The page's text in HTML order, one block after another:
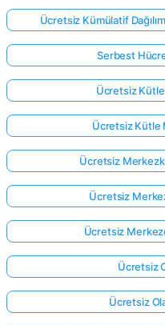
Ücretsiz Kümülatif
Serbest
Ücretsiz Kütle
Ücretsiz Kütle
Ücretsiz
Ücretsiz
Ücretsiz
Ücretsiz
Ücretsiz